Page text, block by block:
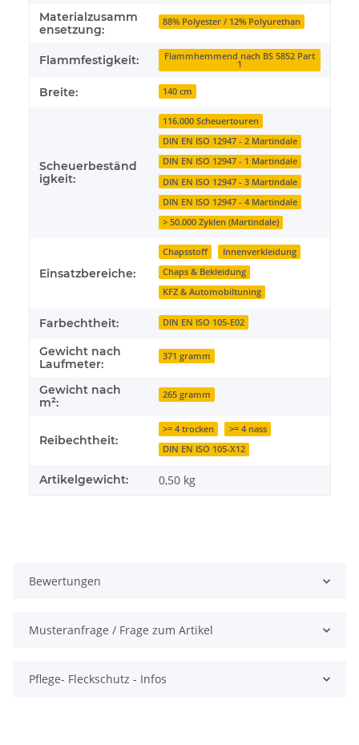
Materialzusamm
ensetzung:
88% Polyester / 12% Polyurethan
Flammfestigkeit: Flammhemmend nach BS 5852 Part
1
Breite: 140 cm
Scheuerbeständ
igkeit:
116.000 Scheuertouren
DIN EN ISO 12947 - 2 Martindale
DIN EN ISO 12947 - 1 Martindale
DIN EN ISO 12947 - 3 Martindale
DIN EN ISO 12947 - 4 Martindale
> 50.000 Zyklen (Martindale)
Einsatzbereiche:
Chapsstoff
Innenverkleidung
Chaps & Bekleidung
KFZ & Automobiltuning
Farbechtheit: DIN EN ISO 105-E02
Gewicht nach
Laufmeter:
371 gramm
Gewicht nach
m²:
265 gramm
Reibechtheit:
>= 4 trocken
>= 4 nass
DIN EN ISO 105-X12
Artikelgewicht: 0,50 kg
Bewertungen
Musteranfrage / Frage zum Artikel
Pflege- Fleckschutz - Infos